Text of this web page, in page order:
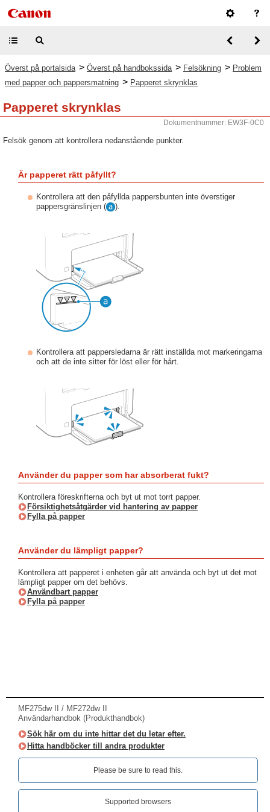
Överst på portalsida > Överst på handbokssida > Felsökning > Problem
med papper och pappersmatning > Papperet skrynklas
Papperet skrynklas
Dokumentnummer: EW3F-0C0
Felsök genom att kontrollera nedanstående punkter.
Är papperet rätt påfyllt?
Kontrollera att den påfyllda pappersbunten inte överstiger
pappersgränslinjen (
).
Kontrollera att pappersledarna är rätt inställda mot markeringarna
och att de inte sitter för löst eller för hårt.
Använder du papper som har absorberat fukt?
Kontrollera föreskrifterna och byt ut mot torrt papper.
Försiktighetsåtgärder vid hantering av papper
Fylla på papper
Använder du lämpligt papper?
Kontrollera att papperet i enheten går att använda och byt ut det mot
lämpligt papper om det behövs.
Användbart papper
Fylla på papper
MF275dw II / MF272dw II
Användarhandbok (Produkthandbok)
Sök här om du inte hittar det du letar efter.
Hitta handböcker till andra produkter
Please be sure to read this.‎
Supported browsers